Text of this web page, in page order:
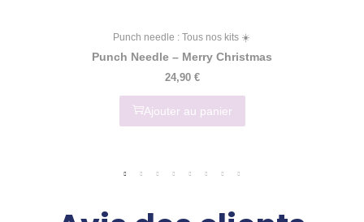
Punch needle : Tous nos kits ☀️
Punch Needle – Merry Christmas
24,90 €
Ajouter au panier